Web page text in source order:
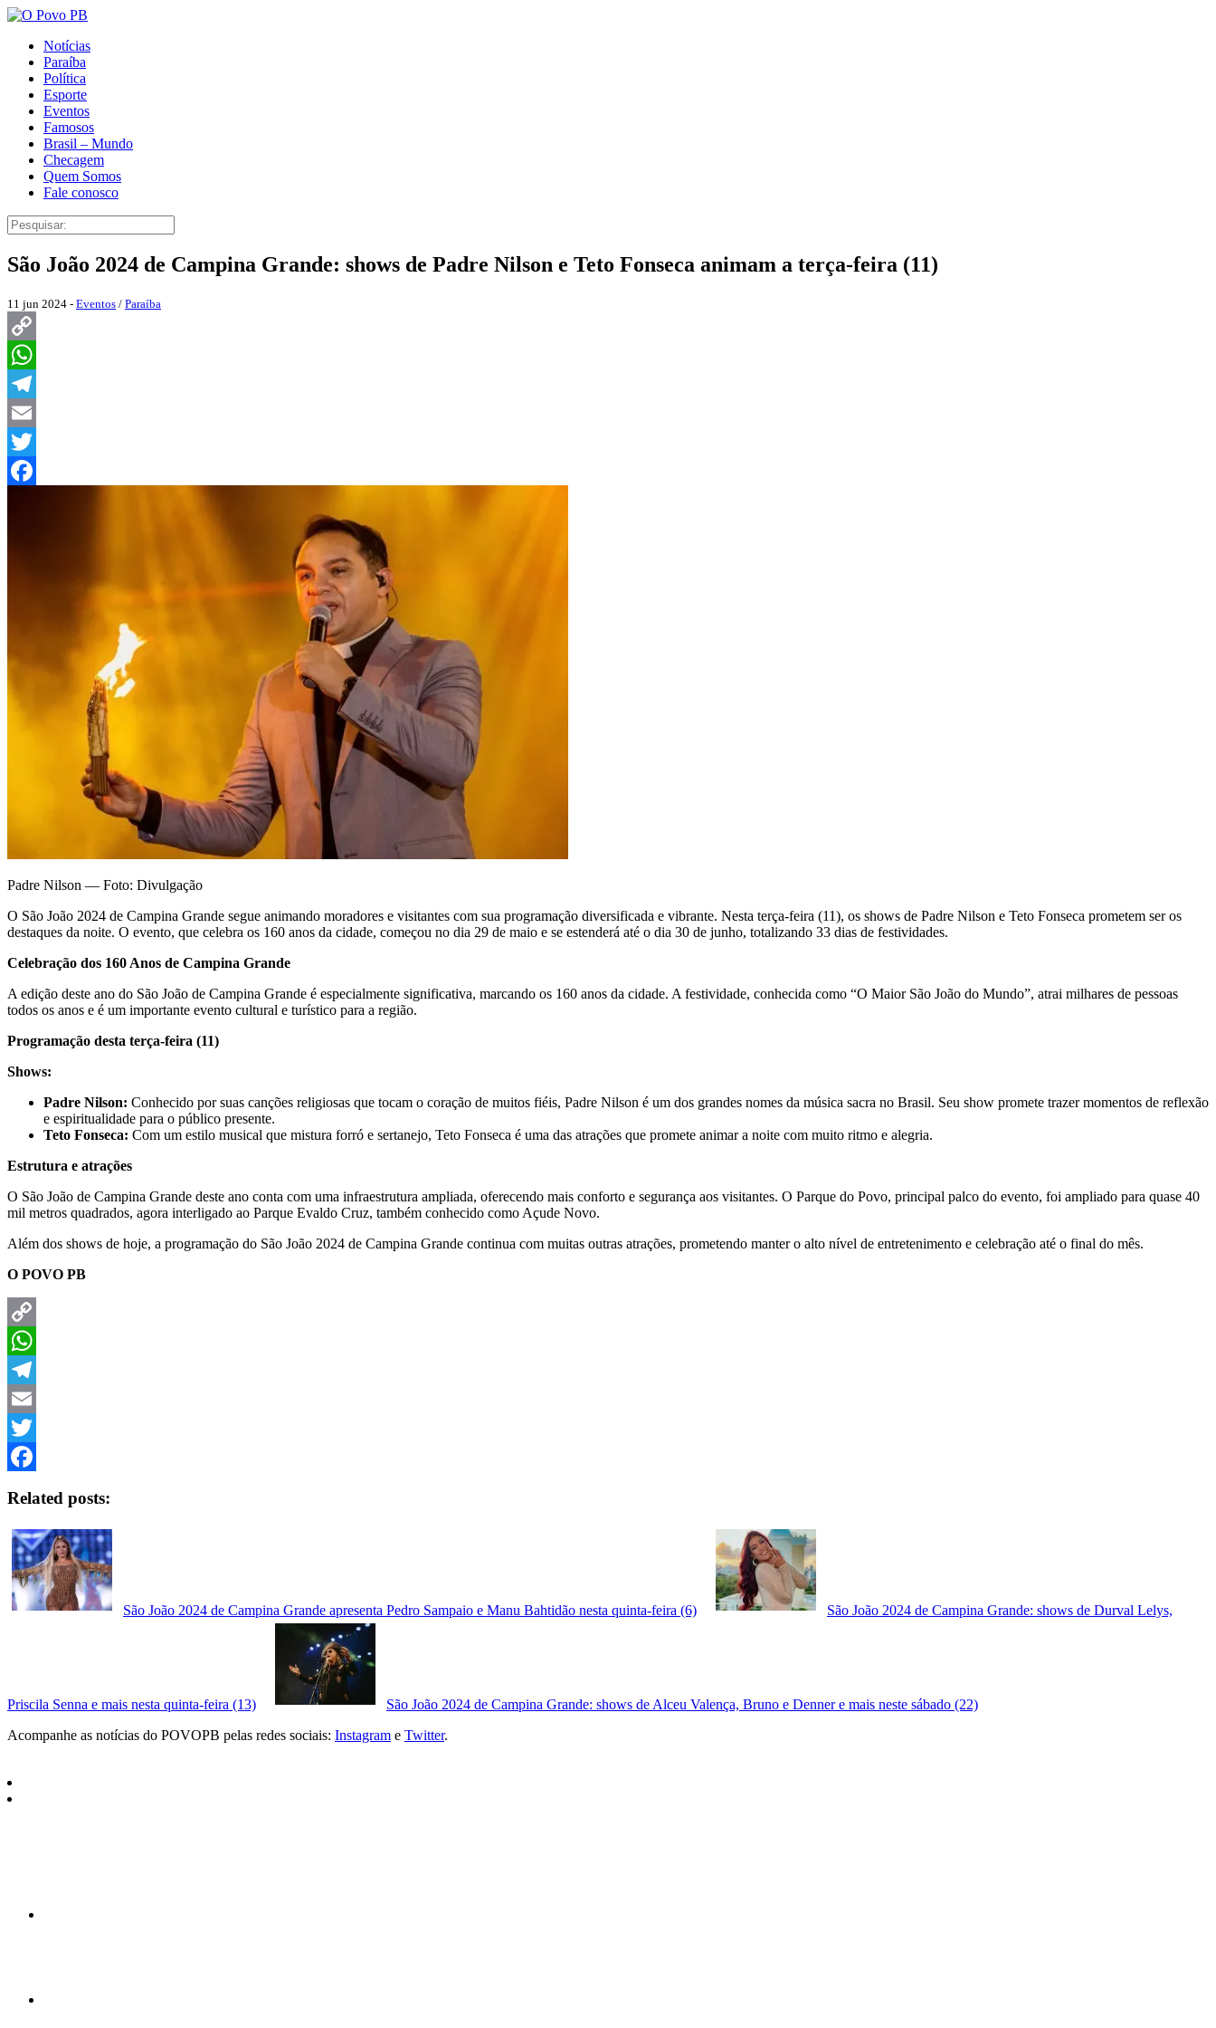
Notícias
Paraíba
Política
Esporte
Eventos
Famosos
Brasil – Mundo
Checagem
Quem Somos
Fale conosco
São João 2024 de Campina Grande: shows de Padre Nilson e Teto Fonseca animam a terça-feira (11)
11 jun 2024 - Eventos / Paraíba
Copy
Link
WhatsApp
Telegram
Email
Twitter
Padre Nilson — Foto: Divulgação
O São João 2024 de Campina Grande segue animando moradores e visitantes com sua programação diversificada e vibrante. Nesta terça-feira (11), os shows de Padre Nilson e Teto Fonseca prometem ser os
destaques da noite. O evento, que celebra os 160 anos da cidade, começou no dia 29 de maio e se estenderá até o dia 30 de junho, totalizando 33 dias de festividades.
Celebração dos 160 Anos de Campina Grande
A edição deste ano do São João de Campina Grande é especialmente significativa, marcando os 160 anos da cidade. A festividade, conhecida como “O Maior São João do Mundo”, atrai milhares de pessoas
todos os anos e é um importante evento cultural e turístico para a região.
Programação desta terça-feira (11)
Shows:
Padre Nilson: Conhecido por suas canções religiosas que tocam o coração de muitos fiéis, Padre Nilson é um dos grandes nomes da música sacra no Brasil. Seu show promete trazer momentos de reflexão
e espiritualidade para o público presente.
Teto Fonseca: Com um estilo musical que mistura forró e sertanejo, Teto Fonseca é uma das atrações que promete animar a noite com muito ritmo e alegria.
Estrutura e atrações
O São João de Campina Grande deste ano conta com uma infraestrutura ampliada, oferecendo mais conforto e segurança aos visitantes. O Parque do Povo, principal palco do evento, foi ampliado para quase 40
mil metros quadrados, agora interligado ao Parque Evaldo Cruz, também conhecido como Açude Novo.
Além dos shows de hoje, a programação do São João 2024 de Campina Grande continua com muitas outras atrações, prometendo manter o alto nível de entretenimento e celebração até o final do mês.
O POVO PB
Copy
Link
WhatsApp
Telegram
Email
Twitter
Related posts:
São João 2024 de Campina Grande apresenta Pedro Sampaio e Manu Bahtidão nesta quinta-feira (6) São João 2024 de Campina Grande: shows de Durval Lelys,
Priscila Senna e mais nesta quinta-feira (13)
São João 2024 de Campina Grande: shows de Alceu Valença, Bruno e Denner e mais neste sábado (22)
Acompanhe as notícias do POVOPB pelas redes sociais: Instagram e Twitter.